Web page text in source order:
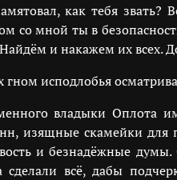
как тебя звать?
со мной ты в
и накажем их всех.
исподлобья
владыки Оплота
изящные скамейки для
и безнадёжные
сделали всё, дабы